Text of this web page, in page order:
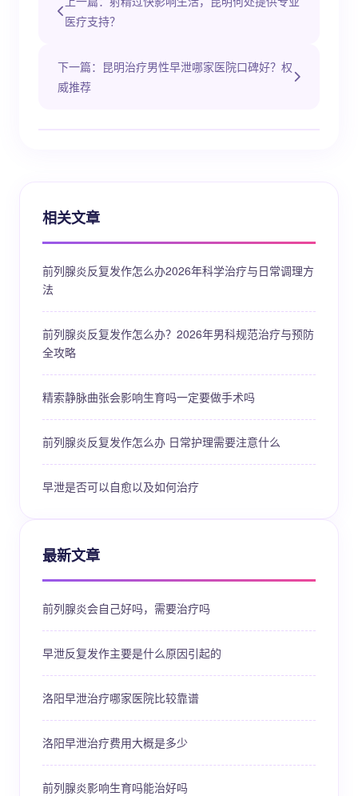
医疗支持？
下一篇：昆明治疗男性早泄哪家医院口碑好？权
威推荐
相关文章
前列腺炎反复发作怎么办2026年科学治疗与日常调理方
法
前列腺炎反复发作怎么办？2026年男科规范治疗与预防
全攻略
精索静脉曲张会影响生育吗一定要做手术吗
前列腺炎反复发作怎么办 日常护理需要注意什么
早泄是否可以自愈以及如何治疗
最新文章
前列腺炎会自己好吗，需要治疗吗
早泄反复发作主要是什么原因引起的
洛阳早泄治疗哪家医院比较靠谱
洛阳早泄治疗费用大概是多少
前列腺炎影响生育吗能治好吗